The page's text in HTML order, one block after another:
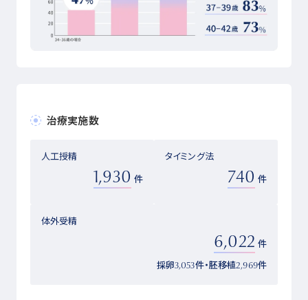
治療実施数
人工授精
1,930 件
タイミング法
740 件
体外受精
6,022 件
採卵3,053件・胚移植2,969件